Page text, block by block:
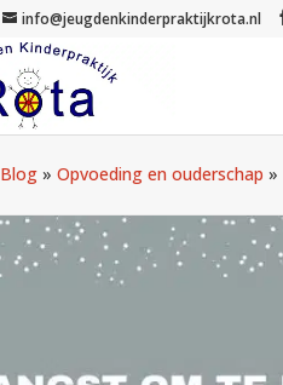
info@jeugdenkinderpraktijkrota.nl
Blog » Opvoeding en ouderschap »